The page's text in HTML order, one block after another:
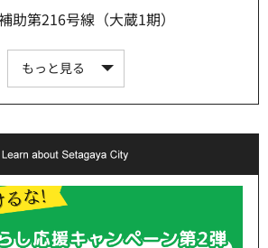
助第216号線（大蔵1期）
もっと見る